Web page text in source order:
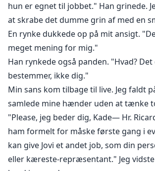
hun er egnet til jobbet." Han grinede.
at skrabe det dumme grin af med en
En rynke dukkede op på mit ansigt.
meget mening for mig."
Han rynkede også panden. "Hvad?
bestemmer, ikke dig."
Min sans kom tilbage til live. Jeg faldt
samlede mine hænder uden at tænke
"Please, jeg beder dig, Kade— Hr.
ham formelt for måske første gang i
kan give Jovi et andet job, som din
eller kæreste-repræsentant." Jeg